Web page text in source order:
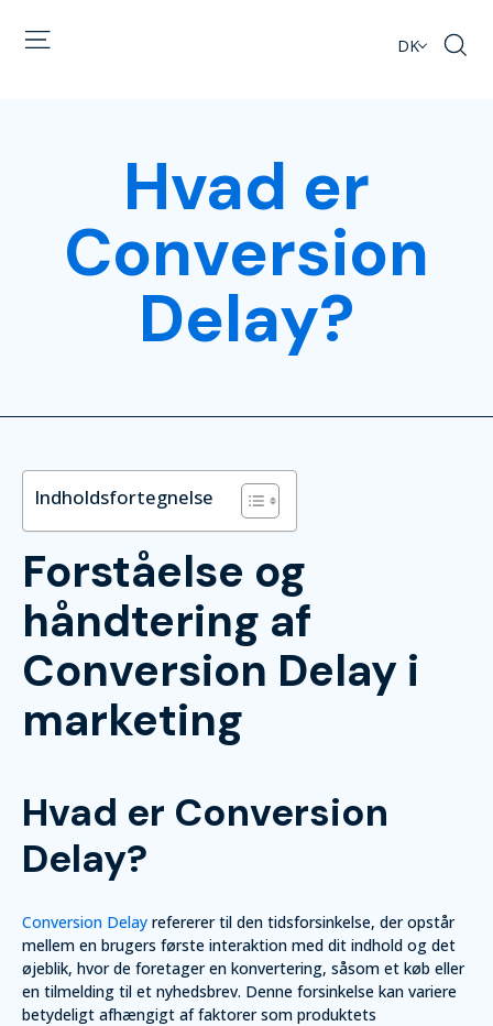
DK
Hvad er
Conversion
Delay?
Indholdsfortegnelse
Forståelse og
håndtering af
Conversion Delay i
marketing
Hvad er Conversion
Delay?
Conversion Delay refererer til den tidsforsinkelse, der opstår
mellem en brugers første interaktion med dit indhold og det
øjeblik, hvor de foretager en konvertering, såsom et køb eller
en tilmelding til et nyhedsbrev. Denne forsinkelse kan variere
betydeligt afhængigt af faktorer som produktets